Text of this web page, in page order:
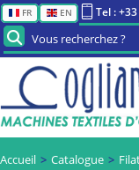
FR EN Tel :
Vous recherchez ?
Accueil Catalogue